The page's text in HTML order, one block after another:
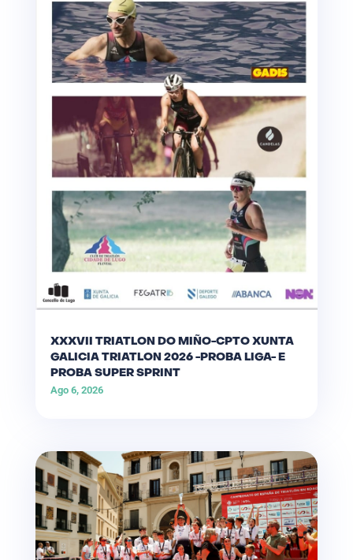
XXXVII TRIATLON DO MIÑO-CPTO XUNTA
GALICIA TRIATLON 2026 -PROBA LIGA- E
PROBA SUPER SPRINT
Ago 6, 2026